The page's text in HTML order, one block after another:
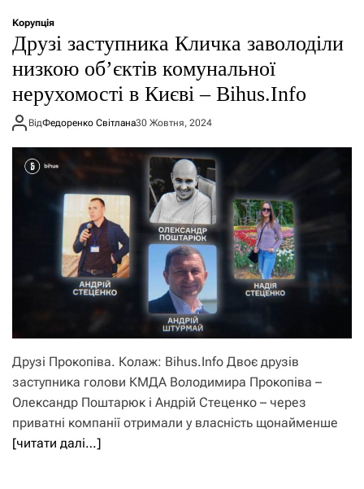
ж
у
Корупція
Друзі заступника Кличка заволоділи
низкою об’єктів комунальної
нерухомості в Києві – Bihus.Info
ВідФедоренко Світлана30 Жовтня, 2024
Друзі Прокопіва. Колаж: Bihus.Info Двоє друзів
заступника голови КМДА Володимира Прокопіва –
Олександр Поштарюк і Андрій Стеценко – через
приватні компанії отримали у власність щонайменше
[читати далі…]